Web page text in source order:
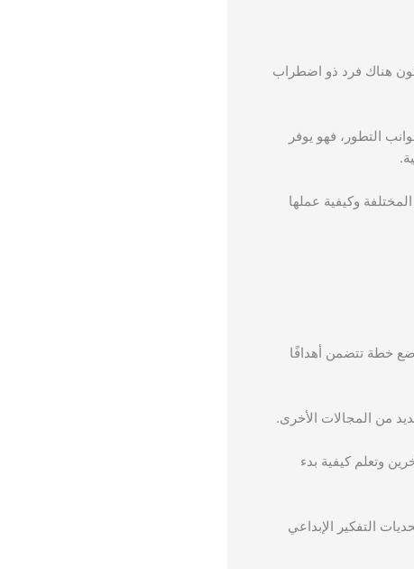
هناك فرد ذو اضطراب
التطور، فهو يوفر
وكيفية عملها
خطة تتضمن أهدافًا
من المجالات الأخرى.
وتعلم كيفية بدء
التفكير الإبداعي